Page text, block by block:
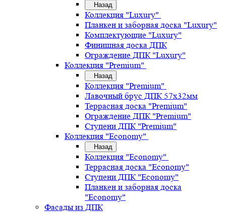
Назад
Коллекция "Luxury"
Планкен и заборная доска "Luxury"
Комплектующие "Luxury"
Финишная доска ДПК
Ограждение ДПК "Luxury"
Коллекция "Premium"
Назад
Коллекция "Premium"
Лавочный брус ДПК 57х32мм
Террасная доска "Premium"
Ограждение ДПК "Premium"
Ступени ДПК "Premium"
Коллекция "Economy"
Назад
Коллекция "Economy"
Террасная доска "Economy"
Ступени ДПК "Economy"
Планкен и заборная доска
"Economy"
Фасады из ДПК